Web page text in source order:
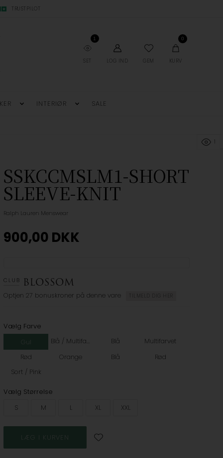
TRUSTPILOT
SET
1
LOG IND GEM
0
KURV
INTERIØR SALE
SSKCCMSLM1-SHORT
SLEEVE-KNIT
Ralph Lauren Menswear
900,00 DKK
Optjen 27 bonuskroner på denne vare TILMELD DIG HER
Vælg Farve
Gul
Blå / Multifarvet Blå
Multifarvet
Rød
Orange Blå
Rød
Sort / Pink
Vælg Størrelse
S
M L XL XXL
1